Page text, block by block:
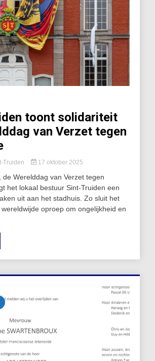
toont solidariteit
van Verzet tegen
Truiden 17 oktober 2025
de Werelddag van Verzet tegen
het lokaal bestuur Sint-Truiden een
uit aan het stadhuis. Zo sluit het
oproep om ongelijkheid en